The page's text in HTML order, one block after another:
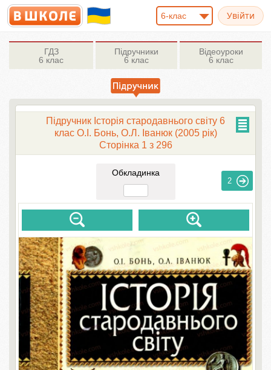
6-клас
ГДЗ
6 клас
Підручники
6 клас
Відеоуроки
6 клас
Підручник Історія стародавнього свiту 6
клас О.І. Бонь, О.Л. Іванюк (2005 рік)
Сторінка 1 з 296
Обкладинка
2